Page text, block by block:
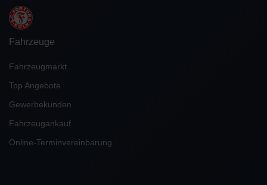
Fahrzeuge
Fahrzeugmarkt
Top Angebote
Gewerbekunden
Fahrzeugankauf
Online-Terminvereinbarung